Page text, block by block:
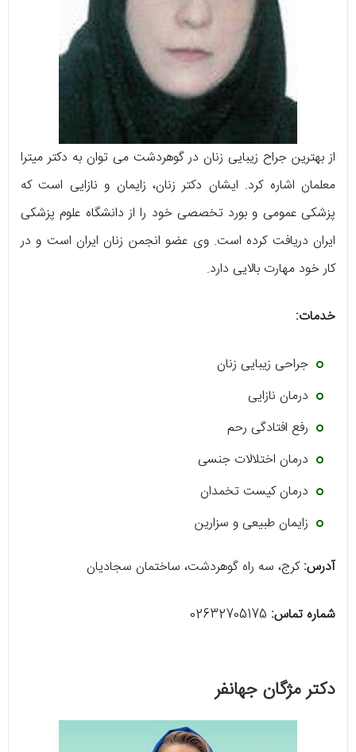
از بهترین جراح زیبایی زنان در گوهردشت می توان به دکتر میترا
معلمان اشاره کرد. ایشان دکتر زنان، زایمان و نازایی است که
پزشکی عمومی و بورد تخصصی خود را از دانشگاه علوم پزشکی
ایران دریافت کرده است. وی عضو انجمن زنان ایران است و در
کار خود مهارت بالایی دارد.
خدمات:
جراحی زیبایی زنان
درمان نازایی
رفع افتادگی رحم
درمان اختلالات جنسی
درمان کیست تخمدان
زایمان طبیعی و سزارین
آدرس:کرج، سه راه گوهردشت، ساختمان سجادیان
شماره تماس:
دکتر مژگان جهانفر